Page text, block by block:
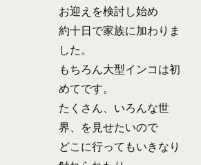
お迎えを検討し始め
約十日で家族に加わりま
した。
もちろん大型インコは初
めてです。
たくさん、いろんな世
界、を見せたいので
どこに行ってもいきなり